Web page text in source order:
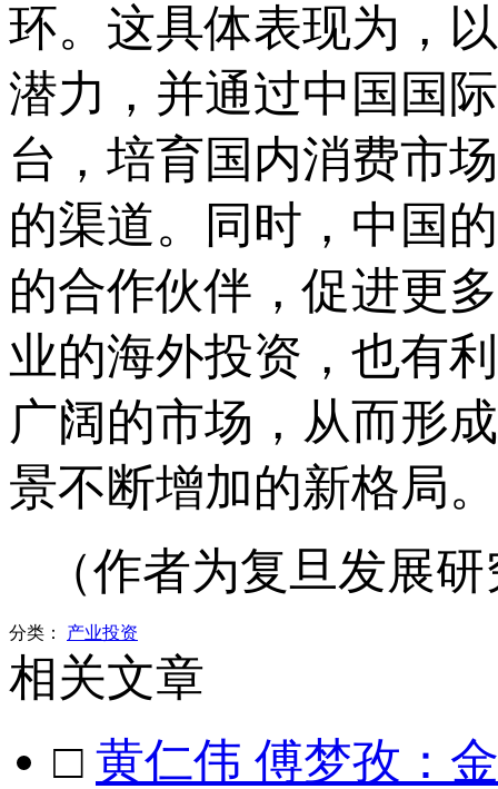
环。这具体表现为，
潜力，并通过中国国
台，培育国内消费市
的渠道。同时，中国
的合作伙伴，促进更
业的海外投资，也有
广阔的市场，从而形
景不断增加的新格局。
（作者为复旦发展
分类： 产业投资
相关文章
□ 黄仁伟 傅梦孜：